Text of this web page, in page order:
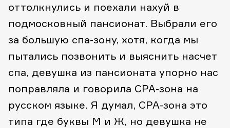
оттолкнулись и поехали нахуй в
подмосковный пансионат. Выбрали его
за большую спа-зону, хотя, когда мы
пытались позвонить и выяснить насчет
спа, девушка из пансионата упорно нас
поправляла и говорила СРА-зона на
русском языке. Я думал, СРА-зона это
типа где буквы М и Ж, но девушка не